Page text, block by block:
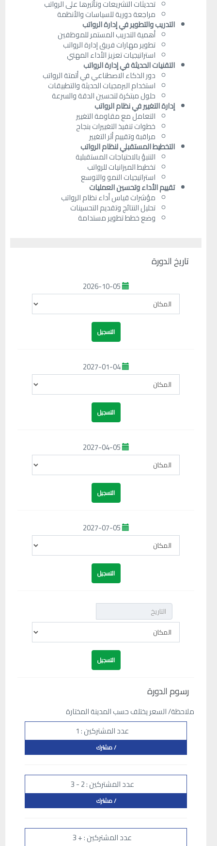
تحديثات التشريعات وتأثيرها على الرواتب
مراجعة دورية للسياسات والأنظمة
التدريب والتطوير في إدارة الرواتب
أهمية التدريب المستمر للموظفين
تطوير مهارات فريق إدارة الرواتب
استراتيجيات تعزيز الأداء المهني
التقنيات الحديثة في إدارة الرواتب
دور الذكاء الاصطناعي في أتمتة الرواتب
استخدام البرمجيات الحديثة والتطبيقات
حلول مبتكرة لتحسين الدقة والسرعة
إدارة التغيير في نظام الرواتب
التعامل مع مقاومة التغيير
خطوات تنفيذ التغييرات بنجاح
مراقبة وتقييم أثر التغيير
التخطيط المستقبلي لنظام الرواتب
التنبؤ بالاحتياجات المستقبلية
تخطيط الميزانيات للرواتب
استراتيجيات النمو والتوسع
تقييم الأداء وتحسين العمليات
مؤشرات قياس أداء نظام الرواتب
تحليل النتائج وتقديم التحسينات
وضع خطط تطوير مستدامة
تاريخ الدورة
2027-01-04
رسوم الدورة
ملاحظة/ السعر يختلف حسب المدينة المختارة
عدد المشتركين : 1
/ مشترك
عدد المشتركين : 2 - 3
/ مشترك
عدد المشتركين : + 3